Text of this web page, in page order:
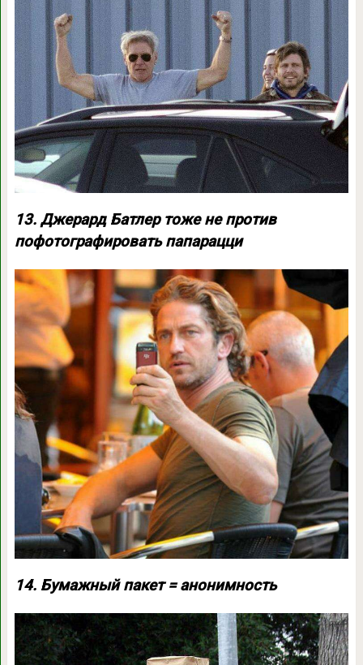
13. Джерард Батлер тоже не против
пофотографировать папарацци
14. Бумажный пакет = анонимность